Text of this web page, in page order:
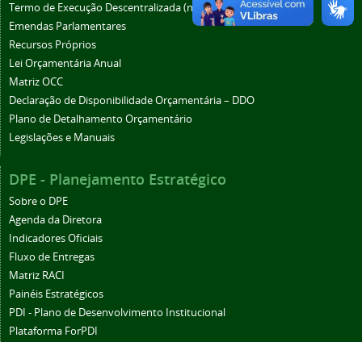
Termo de Execução Descentralizada (novo)
Emendas Parlamentares
Recursos Próprios
Lei Orçamentária Anual
Matriz OCC
Declaração de Disponibilidade Orçamentária – DDO
Plano de Detalhamento Orçamentário
Legislações e Manuais
DPE - Planejamento Estratégico
Sobre o DPE
Agenda da Diretora
Indicadores Oficiais
Fluxo de Entregas
Matriz RACI
Painéis Estratégicos
PDI - Plano de Desenvolvimento Institucional
Plataforma ForPDI